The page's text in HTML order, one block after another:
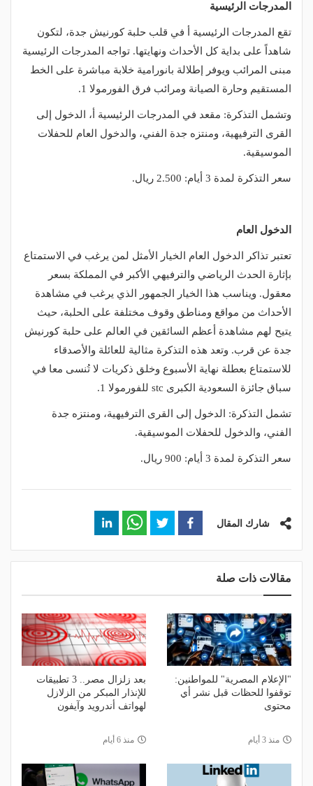
المدرجات الرئيسية
تقع المدرجات الرئيسية أ في قلب حلبة كورنيش جدة، لتكون
شاهداً على بداية كل الأحداث ونهايتها. تواجه المدرجات الرئيسية
مبنى المرائب ويوفر إطلالة بانورامية خلابة مباشرة على الخط
المستقيم وحارة الصيانة ومرائب فرق الفورمولا 1.
وتشمل التذكرة: مقعد في المدرجات الرئيسية أ، الدخول إلى
القرى الترفيهية، ومنتزه جدة الفني، والدخول العام للحفلات
الموسيقية.
سعر التذكرة لمدة 3 أيام: 2.500 ريال.
الدخول العام
تعتبر تذاكر الدخول العام الخيار الأمثل لمن يرغب في الاستمتاع
بإثارة الحدث الرياضي والترفيهي الأكبر في المملكة بسعر
معقول. ويناسب هذا الخيار الجمهور الذي يرغب في مشاهدة
الأحداث من مواقع ومناطق وقوف مختلفة على الحلبة، حيث
يتيح لهم مشاهدة أعظم السائقين في العالم على حلبة كورنيش
جدة عن قرب. وتعد هذه التذكرة مثالية للعائلة والأصدقاء
للاستمتاع بعطلة نهاية الأسبوع وخلق ذكريات لا تُنسى معا في
سباق جائزة السعودية الكبرى stc للفورمولا 1.
تشمل التذكرة: الدخول إلى القرى الترفيهية، ومنتزه جدة
الفني، والدخول للحفلات الموسيقية.
سعر التذكرة لمدة 3 أيام: 900 ريال.
شارك المقال
مقالات ذات صلة
"الإعلام المصرية" للمواطنين:
توقفوا للحظات قبل نشر أي
محتوى
منذ 3 أيام
بعد زلزال مصر.. 3 تطبيقات
للإنذار المبكر من الزلازل
لهواتف أندرويد وآيفون
منذ 6 أيام